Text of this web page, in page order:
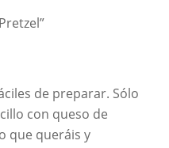
de preparar. Sólo
con queso de
que queráis y